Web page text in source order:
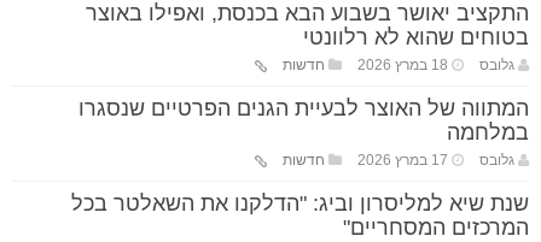
התקציב יאושר בשבוע הבא בכנסת, ואפילו באוצר
בטוחים שהוא לא רלוונטי
גלובס 18 במרץ 2026 חדשות
המתווה של האוצר לבעיית הגנים הפרטיים שנסגרו
במלחמה
גלובס 17 במרץ 2026 חדשות
שנת שיא למליסרון וביג: "הדלקנו את השאלטר בכל
המרכזים המסחריים"